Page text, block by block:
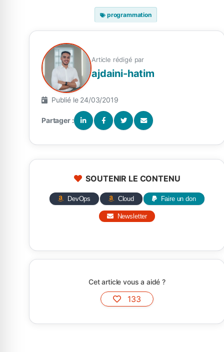
programmation
Article rédigé par
ajdaini-hatim
Publié le 24/03/2019
Partager :
SOUTENIR LE CONTENU
DevOps Cloud Faire un don
Newsletter
Cet article vous a aidé ?
133